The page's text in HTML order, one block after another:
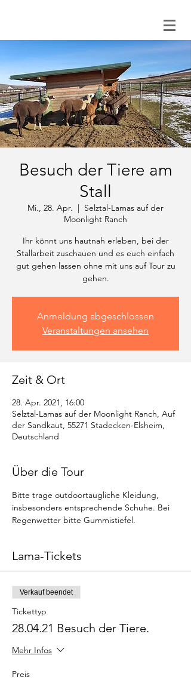
Besuch der Tiere am
Stall
Mi., 28. Apr.
  |
Selztal-Lamas auf der
Moonlight Ranch
Ihr könnt uns hautnah erleben, bei der
Stallarbeit zuschauen und es euch einfach
gut gehen lassen ohne mit uns auf Tour zu
gehen.
Anmeldung abgeschlossen
Veranstaltungen ansehen
Zeit & Ort
28. Apr. 2021, 16:00
Selztal-Lamas auf der Moonlight Ranch, Auf
der Sandkaut, 55271 Stadecken-Elsheim,
Deutschland
Über die Tour
Bitte trage outdoortaugliche Kleidung,
insbesonders entsprechende Schuhe. Bei
Regenwetter bitte Gummistiefel.
Lama-Tickets
Verkauf beendet
Tickettyp
28.04.21 Besuch der Tiere.
Mehr Infos
Preis